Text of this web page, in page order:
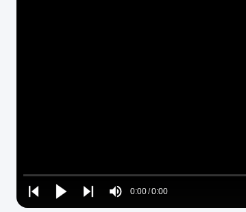
Play
Play
Play
Mute0:00/0:00
Loaded:
0%